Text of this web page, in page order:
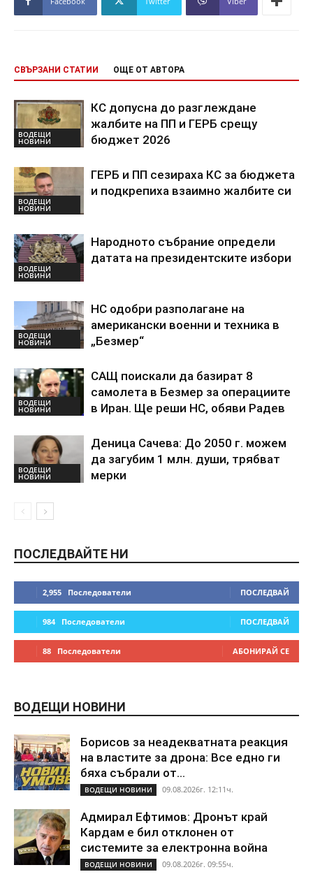
СВЪРЗАНИ СТАТИИ ОЩЕ ОТ АВТОРА
ВОДЕЩИ
НОВИНИ
КС допусна до разглеждане
жалбите на ПП и ГЕРБ срещу
бюджет 2026
ВОДЕЩИ
НОВИНИ
ГЕРБ и ПП сезираха КС за бюджета
и подкрепиха взаимно жалбите си
ВОДЕЩИ
НОВИНИ
Народното събрание определи
датата на президентските избори
ВОДЕЩИ
НОВИНИ
НС одобри разполагане на
американски военни и техника в
„Безмер“
ВОДЕЩИ
НОВИНИ
САЩ поискали да базират 8
самолета в Безмер за операциите
в Иран. Ще реши НС, обяви Радев
ВОДЕЩИ
НОВИНИ
Деница Сачева: До 2050 г. можем
да загубим 1 млн. души, трябват
мерки
ПОСЛЕДВАЙТЕ НИ
2,955 Последователи ПОСЛЕДВАЙ
984 Последователи ПОСЛЕДВАЙ
88 Последователи АБОНИРАЙ СЕ
ВОДЕЩИ НОВИНИ
Борисов за неадекватната реакция
на властите за дрона: Все едно ги
бяха събрали от...
ВОДЕЩИ НОВИНИ 09.08.2026г. 12:11ч.
Адмирал Ефтимов: Дронът край
Кардам е бил отклонен от
системите за електронна война
ВОДЕЩИ НОВИНИ 09.08.2026г. 09:55ч.